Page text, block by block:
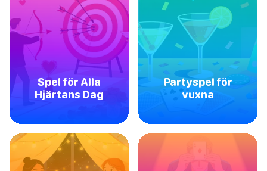
Spel för Alla
Hjärtans Dag
Partyspel för
vuxna